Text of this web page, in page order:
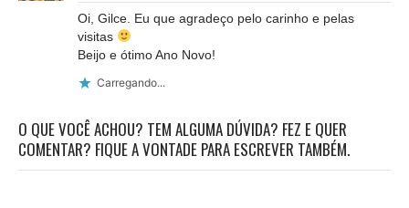
Oi, Gilce. Eu que agradeço pelo carinho e pelas
visitas
Beijo e ótimo Ano Novo!
Carregando...
O QUE VOCÊ ACHOU? TEM ALGUMA DÚVIDA? FEZ E QUER
COMENTAR? FIQUE A VONTADE PARA ESCREVER TAMBÉM.